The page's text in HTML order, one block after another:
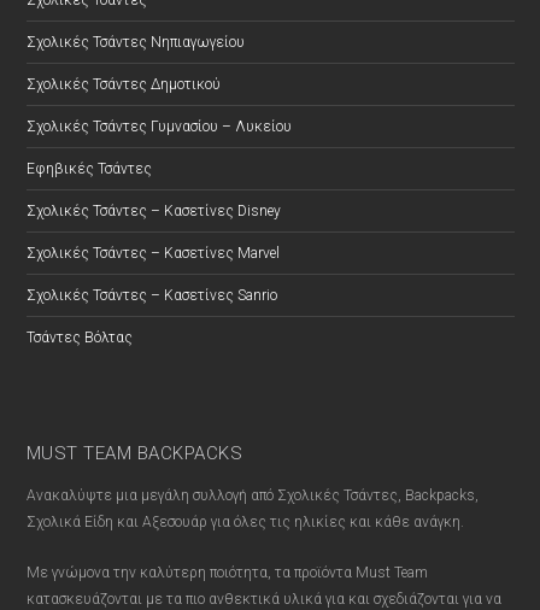
Σχολικές Τσάντες Νηπιαγωγείου
Σχολικές Τσάντες Δημοτικού
Σχολικές Τσάντες Γυμνασίου – Λυκείου
Εφηβικές Τσάντες
Σχολικές Τσάντες – Κασετίνες Disney
Σχολικές Τσάντες – Κασετίνες Marvel
Σχολικές Τσάντες – Κασετίνες Sanrio
Τσάντες Βόλτας
MUST TEAM BACKPACKS
Ανακαλύψτε μια μεγάλη συλλογή από Σχολικές Τσάντες, Backpacks,
Σχολικά Είδη και Αξεσουάρ για όλες τις ηλικίες και κάθε ανάγκη.
Με γνώμονα την καλύτερη ποιότητα, τα προϊόντα Must Team
κατασκευάζονται με τα πιο ανθεκτικά υλικά για και σχεδιάζονται για να